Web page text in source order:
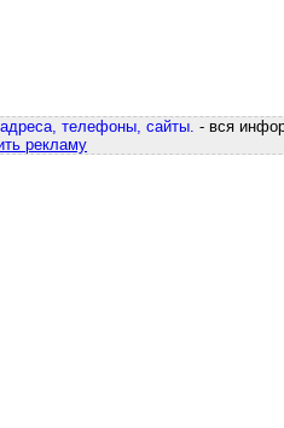
телефоны, сайты. - вся
рекламу